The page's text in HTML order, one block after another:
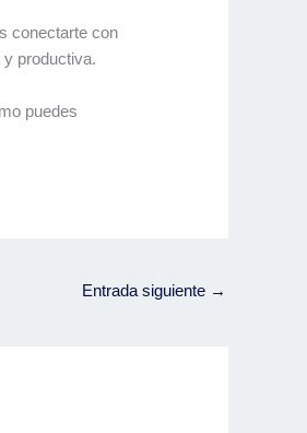
conectarte con
productiva.
puedes
Entrada siguiente →